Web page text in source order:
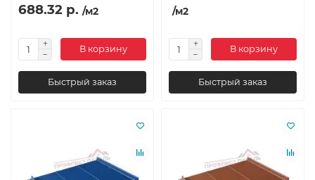
688.32 р. /м2
В корзину
Быстрый заказ
/м2
В корзину
Быстрый заказ